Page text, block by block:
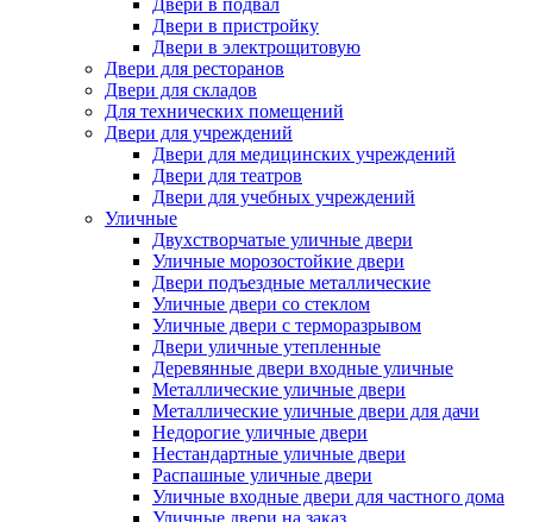
Двери в подвал
Двери в пристройку
Двери в электрощитовую
Двери для ресторанов
Двери для складов
Для технических помещений
Двери для учреждений
Двери для медицинских учреждений
Двери для театров
Двери для учебных учреждений
Уличные
Двухстворчатые уличные двери
Уличные морозостойкие двери
Двери подъездные металлические
Уличные двери со стеклом
Уличные двери с терморазрывом
Двери уличные утепленные
Деревянные двери входные уличные
Металлические уличные двери
Металлические уличные двери для дачи
Недорогие уличные двери
Нестандартные уличные двери
Распашные уличные двери
Уличные входные двери для частного дома
Уличные двери на заказ